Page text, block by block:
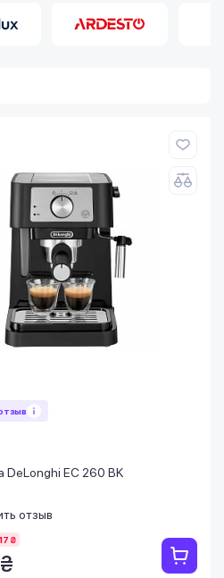
DeLonghi EC 260 BK
отзыв
₴